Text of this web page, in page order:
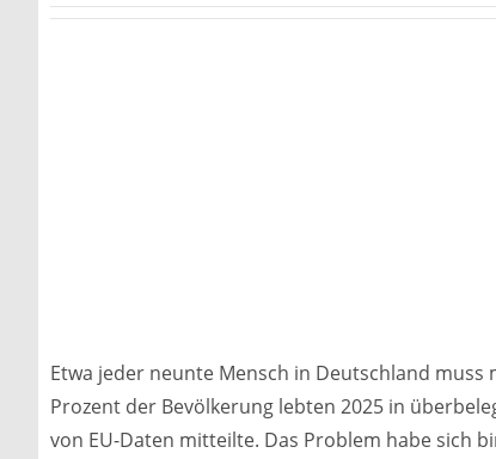
Etwa jeder neunte Mensch in Deutschland
Prozent der Bevölkerung lebten 2025 in
von EU-Daten mitteilte. Das Problem habe sich